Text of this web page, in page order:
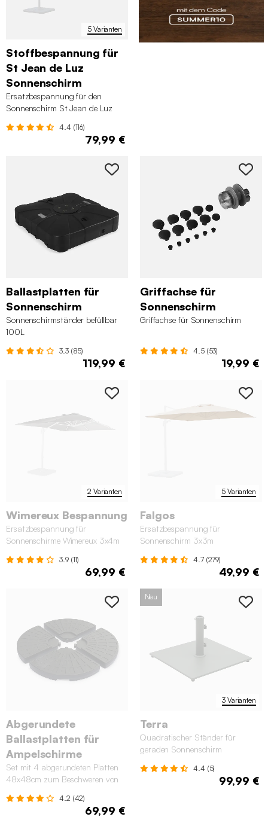
5 Varianten
Stoffbespannung für
St Jean de Luz
Sonnenschirm
Ersatzbespannung für den
Sonnenschirm St Jean de Luz
4.4 (116)
79,99 €
Ballastplatten für
Sonnenschirm
Sonnenschirmständer befüllbar
100L
3.3 (85)
119,99 €
Griffachse für
Sonnenschirm
Griffachse für Sonnenschirm
4.5 (53)
19,99 €
2 Varianten
Wimereux Bespannung
Ersatzbespannung für
Sonnenschirme Wimereux 3x4m
3.9 (11)
69,99 €
5 Varianten
Falgos
Ersatzbespannung für
Sonnenschirm 3x3m
4.7 (279)
49,99 €
Abgerundete
Ballastplatten für
Ampelschirme
Set mit 4 abgerundeten Platten
48x48cm zum Beschweren von
4.2 (42)
69,99 €
3 Varianten
Neu
Terra
Quadratischer Ständer für
geraden Sonnenschirm
4.4 (5)
99,99 €